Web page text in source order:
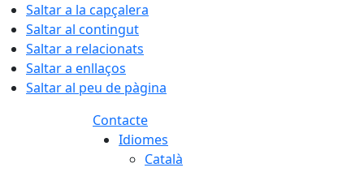
Saltar a la capçalera
Saltar al contingut
Saltar a relacionats
Saltar a enllaços
Saltar al peu de pàgina
Contacte
Idiomes
Català